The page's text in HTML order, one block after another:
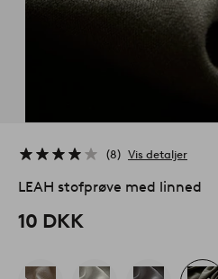
8 Vis detaljer
LEAH stofprøve med linned
10 DKK